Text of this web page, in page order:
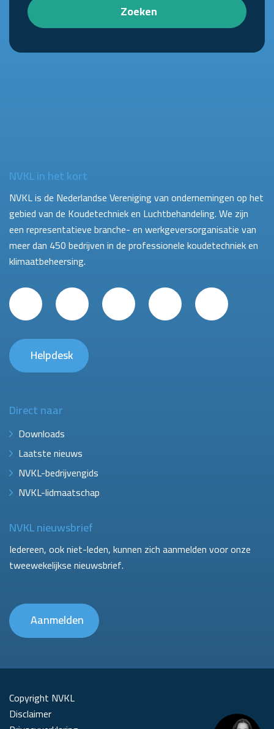
Zoeken
NVKL in het kort
NVKL is de Nederlandse Vereniging van ondernemingen op het
gebied van de Koudetechniek en Luchtbehandeling. We zijn
een representatieve branche- en werkgeversorganisatie van
meer dan 450 bedrijven in de professionele koudetechniek en
klimaatbeheersing.
Helpdesk
Direct naar
Downloads
Laatste nieuws
NVKL-bedrijvengids
NVKL-lidmaatschap
NVKL nieuwsbrief
Iedereen, ook niet-leden, kunnen zich aanmelden voor onze
tweewekelijkse nieuwsbrief.
Aanmelden
Copyright NVKL
Disclaimer